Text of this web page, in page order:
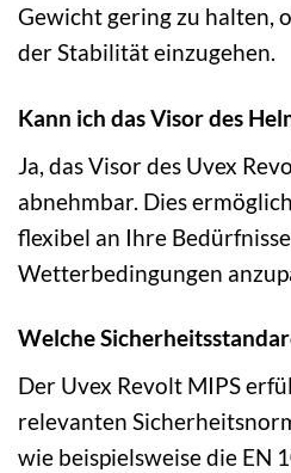
Gewicht gering zu halten,
der Stabilität einzugehen.
Kann ich das Visor des
Ja, das Visor des Uvex
abnehmbar. Dies
flexibel an Ihre
Wetterbedingungen
Welche
Der Uvex Revolt MIPS
relevanten
wie beispielsweise die EN